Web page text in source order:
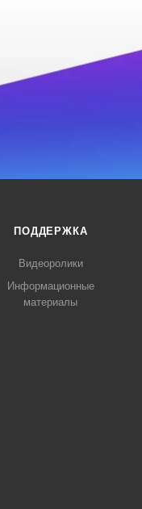
ПОДДЕРЖКА
Видеоролики
Информационные
материалы